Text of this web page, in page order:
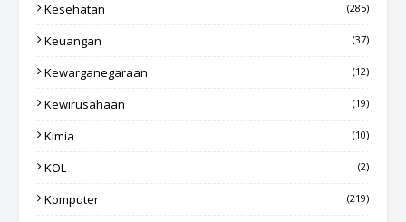
Kesehatan (285)
Keuangan (37)
Kewarganegaraan (12)
Kewirusahaan (19)
Kimia (10)
KOL (2)
Komputer (219)